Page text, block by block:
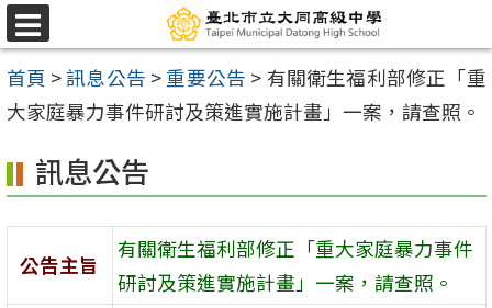
跳
至
主
要
容
區
選
單
首頁 >訊息公告 > 重要公告 > 有關衛生福利部修正「重
大家庭暴力事件研討及策進實施計畫」一案，請查照。
訊息公告
公告主旨
有關衛生福利部修正「重大家庭暴力事件
研討及策進實施計畫」一案，請查照。